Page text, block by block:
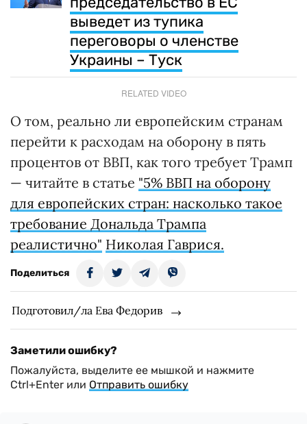
выведет из тупика
переговоры о членстве
Украины – Туск
RELATED VIDEO
О том, реально ли европейским странам
перейти к расходам на оборону в пять
процентов от ВВП, как того требует Трамп
— читайте в статье "5% ВВП на оборону
для европейских стран: насколько такое
требование Дональда Трампа
реалистично" Николая Гаврися.
Поделиться
Подготовил/ла Ева Федорив
Заметили ошибку?
Пожалуйста, выделите ее мышкой и нажмите
Ctrl+Enter или Отправить ошибку